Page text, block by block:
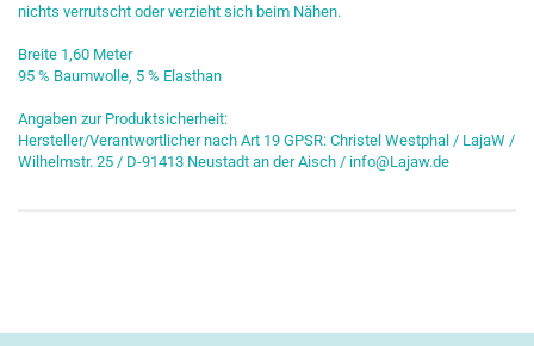
nichts verrutscht oder verzieht sich beim Nähen.
Breite 1,60 Meter
95 % Baumwolle, 5 % Elasthan
Angaben zur Produktsicherheit:
Hersteller/Verantwortlicher nach Art 19 GPSR: Christel Westphal / LajaW /
Wilhelmstr. 25 / D-91413 Neustadt an der Aisch / info@Lajaw.de